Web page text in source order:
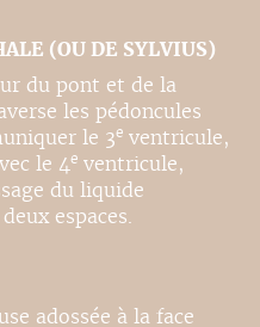
(OU DE SYLVIUS)
du pont et de la
les pédoncules
le 3e ventricule,
le 4e ventricule,
du liquide
espaces.
adossée à la face